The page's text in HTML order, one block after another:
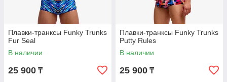
Плавки-транксы Funky Trunks
Fur Seal
В наличии
25 900 ₸
Плавки-транксы Funky Trunks
Putty Rules
В наличии
25 900 ₸